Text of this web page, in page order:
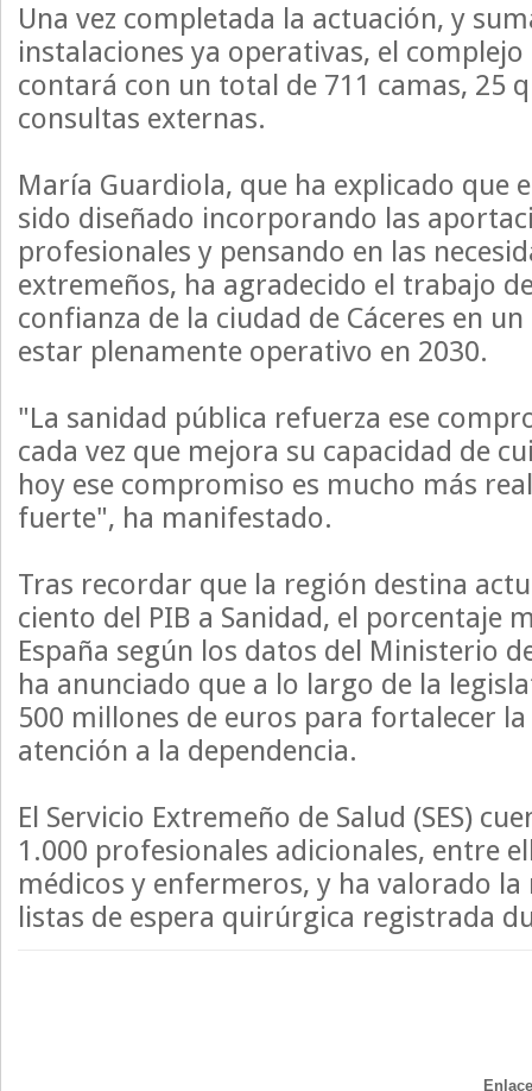
Una vez completada la actuación, y
instalaciones ya operativas, el
contará con un total de 711 camas, 25
consultas externas.
María Guardiola, que ha explicado que
sido diseñado incorporando las
profesionales y pensando en las
extremeños, ha agradecido el trabajo
confianza de la ciudad de Cáceres en
estar plenamente operativo en 2030.
"La sanidad pública refuerza ese
cada vez que mejora su capacidad de
hoy ese compromiso es mucho más
fuerte", ha manifestado.
Tras recordar que la región destina
ciento del PIB a Sanidad, el porcentaje
España según los datos del Ministerio
ha anunciado que a lo largo de la
500 millones de euros para fortalecer
atención a la dependencia.
El Servicio Extremeño de Salud (SES)
1.000 profesionales adicionales, entre
médicos y enfermeros, y ha valorado la
listas de espera quirúrgica registrada